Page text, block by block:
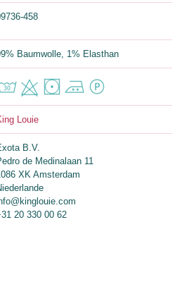
458
Baumwolle, 1% Elasthan
Louie
B.V.
de Medinalaan 11
XK Amsterdam
20 330 00 62